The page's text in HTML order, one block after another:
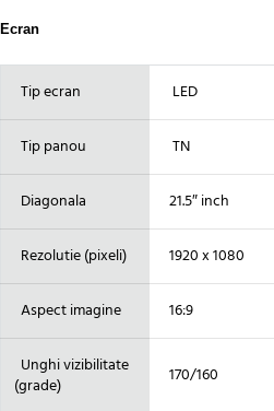
Ecran
Tip ecran LED
Tip panou TN
Diagonala 21.5″ inch
Rezolutie (pixeli) 1920 x 1080
Aspect imagine 16:9
Unghi vizibilitate
(grade)
170/160